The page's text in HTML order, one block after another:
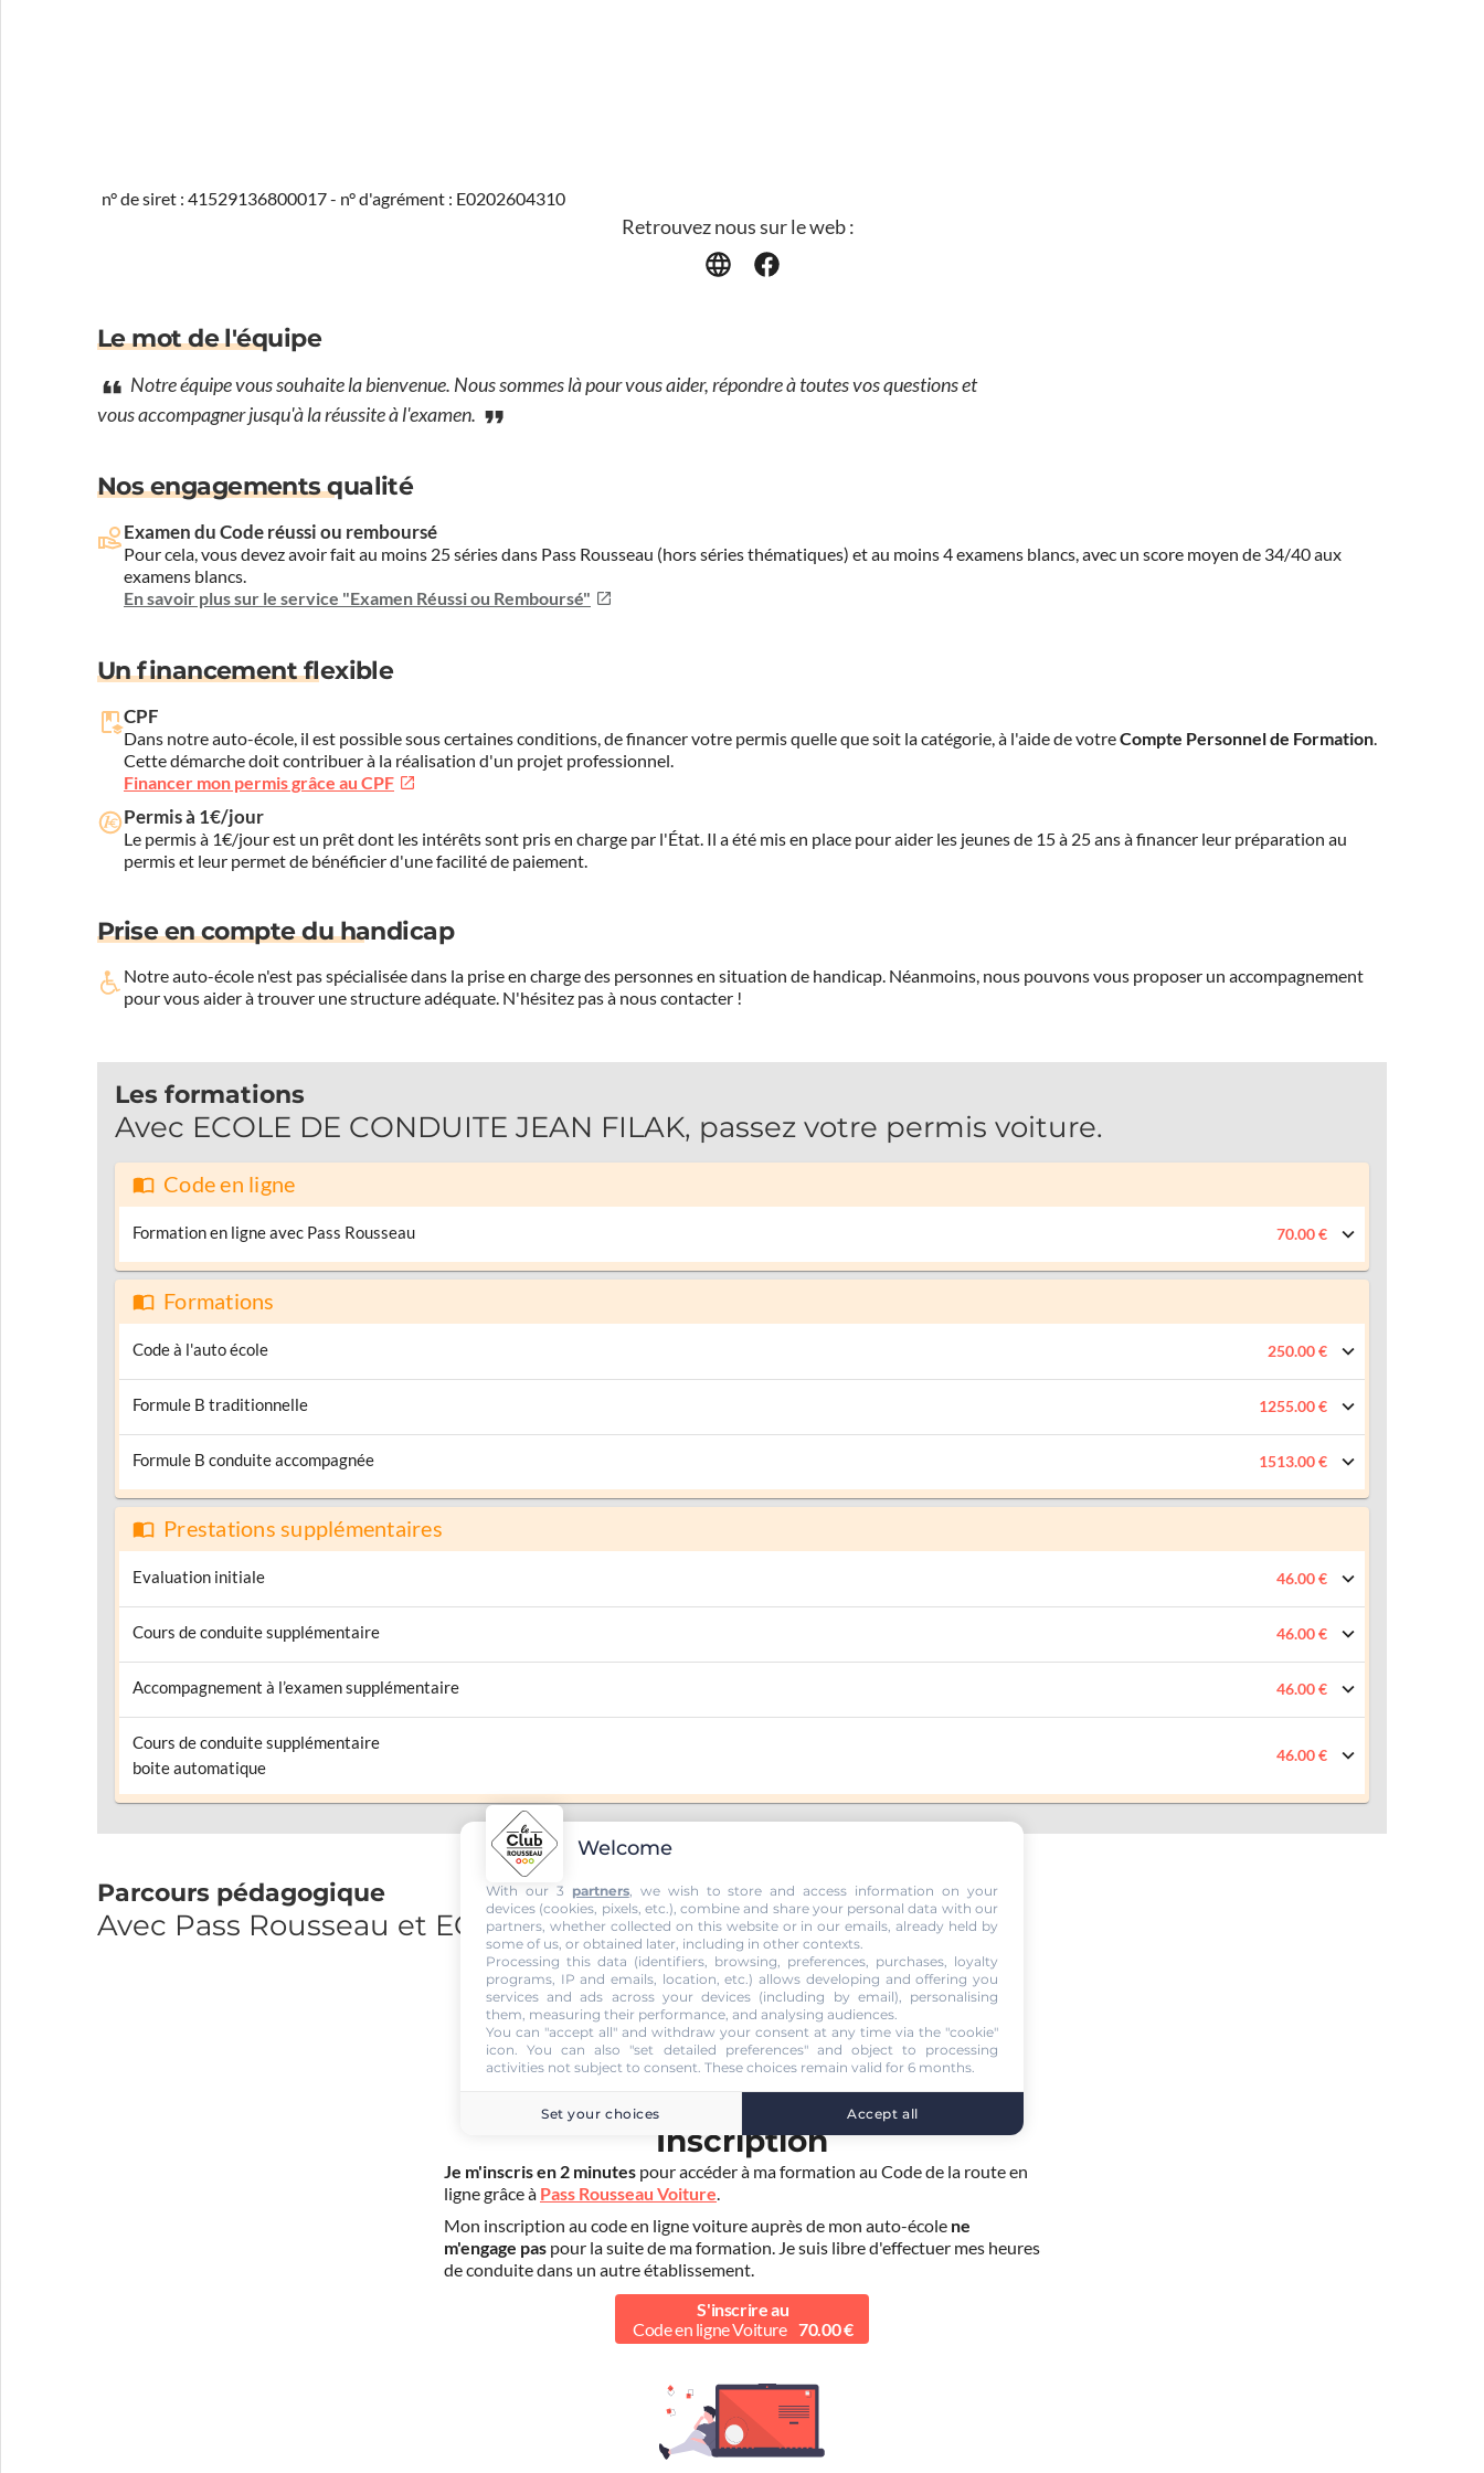
n° de siret : 41529136800017 - n° d'agrément : E0202604310
Retrouvez nous sur le web :
Le mot de l'équipe
Notre équipe vous souhaite la bienvenue. Nous sommes là pour vous aider, répondre à toutes vos questions et
vous accompagner jusqu'à la réussite à l'examen.
Nos engagements qualité
Examen du Code réussi ou remboursé
Pour cela, vous devez avoir fait au moins 25 séries dans Pass Rousseau (hors séries thématiques) et au moins 4 examens blancs, avec un score moyen de 34/40 aux
examens blancs.
En savoir plus sur le service "Examen Réussi ou Remboursé"
Un financement flexible
CPF
Dans notre auto-école, il est possible sous certaines conditions, de financer votre permis quelle que soit la catégorie, à l'aide de votreCompte Personnel de Formation.
Cette démarche doit contribuer à la réalisation d'un projet professionnel.
Financer mon permis grâce au CPF
Permis à 1€/jour
Le permis à 1€/jour est un prêt dont les intérêts sont pris en charge par l'État. Il a été mis en place pour aider les jeunes de 15 à 25 ans à financer leur préparation au
permis et leur permet de bénéficier d'une facilité de paiement.
Prise en compte du handicap
Notre auto-école n'est pas spécialisée dans la prise en charge des personnes en situation de handicap. Néanmoins, nous pouvons vous proposer un accompagnement
pour vous aider à trouver une structure adéquate. N'hésitez pas à nous contacter !
Les formations
Avec ECOLE DE CONDUITE JEAN FILAK, passez votre permis voiture.
Code en ligne
Formation en ligne avec Pass Rousseau 70.00 €
Formations
Code à l'auto école 250.00 €
Formule B traditionnelle 1255.00 €
Formule B conduite accompagnée 1513.00 €
Prestations supplémentaires
Evaluation initiale 46.00 €
Cours de conduite supplémentaire 46.00 €
Accompagnement à l’examen supplémentaire 46.00 €
Cours de conduite supplémentaire
boite automatique
46.00 €
Parcours pédagogique
Avec Pass Rousseau et ECOLE DE CONDUITE JEAN FILAK
Inscription
Je m'inscris en 2 minutes pour accéder à ma formation au Code de la route en
ligne grâce à Pass Rousseau Voiture.
Mon inscription au code en ligne voiture auprès de mon auto-école ne
m'engage pas pour la suite de ma formation. Je suis libre d'effectuer mes heures
de conduite dans un autre établissement.
S'inscrire au
Code en ligne Voiture 70.00 €
Welcome
With our 3 partners, we wish to store and access information on your
devices (cookies, pixels, etc.), combine and share your personal data with our
partners, whether collected on this website or in our emails, already held by
some of us, or obtained later, including in other contexts.
Processing this data (identifiers, browsing, preferences, purchases, loyalty
programs, IP and emails, location, etc.) allows developing and offering you
services and ads across your devices (including by email), personalising
them, measuring their performance, and analysing audiences.
You can "accept all" and withdraw your consent at any time via the "cookie"
icon. You can also "set detailed preferences" and object to processing
activities not subject to consent. These choices remain valid for 6 months.
Set your choices Accept all